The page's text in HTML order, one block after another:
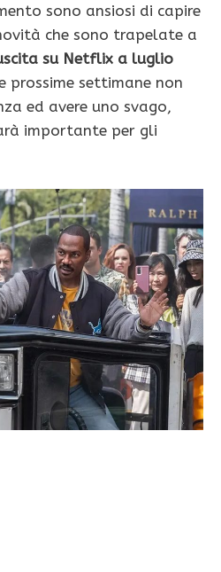
sono ansiosi di capire
che sono trapelate a
su Netflix a luglio
prossime settimane non
ed avere uno svago,
importante per gli